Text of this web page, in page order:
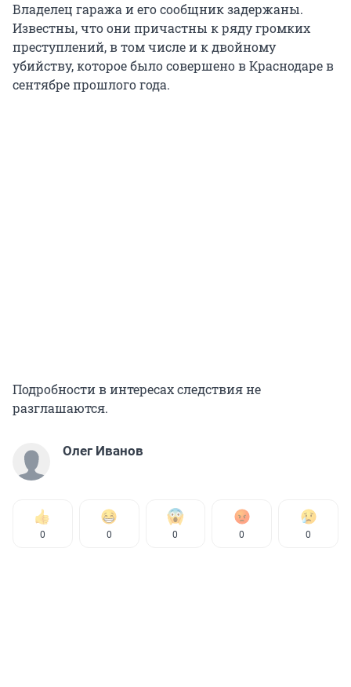
Владелец гаража и его сообщник задержаны.
Известны, что они причастны к ряду громких
преступлений, в том числе и к двойному
убийству, которое было совершено в Краснодаре в
сентябре прошлого года.
Подробности в интересах следствия не
разглашаются.
Олег Иванов
0 0 0 0 0